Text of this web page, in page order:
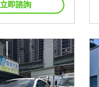
立即諮詢